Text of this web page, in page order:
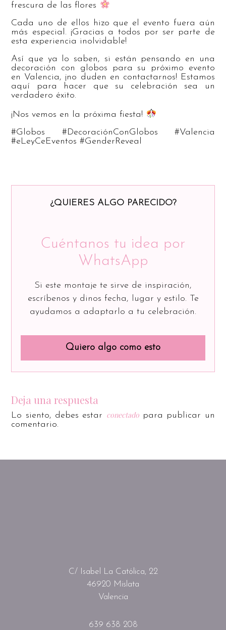
frescura de las flores
Cada uno de ellos hizo que el evento fuera aún
más especial. ¡Gracias a todos por ser parte de
esta experiencia inolvidable!
Así que ya lo saben, si están pensando en una
decoración con globos para su próximo evento
en Valencia, ¡no duden en contactarnos! Estamos
aquí para hacer que su celebración sea un
verdadero éxito.
¡Nos vemos en la próxima fiesta!
#Globos #DecoraciónConGlobos #Valencia
#eLeyCeEventos #GenderReveal
¿QUIERES ALGO PARECIDO?
Cuéntanos tu idea por
WhatsApp
Si este montaje te sirve de inspiración,
escríbenos y dinos fecha, lugar y estilo. Te
ayudamos a adaptarlo a tu celebración.
Quiero algo como esto
Deja una respuesta
Lo siento, debes estar conectadopara publicar un
comentario.
C/ Isabel La Católica, 22
46920 Mislata
Valencia
639 638 208